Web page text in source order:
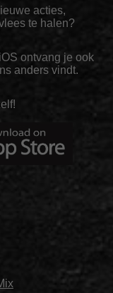
acties,
te halen?
ontvang je ook
anders vindt.